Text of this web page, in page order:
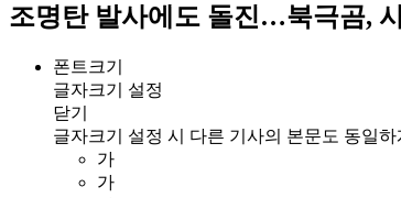
조명탄 발사에도 돌진…북극곰,
폰트크기
글자크기 설정
닫기
글자크기 설정 시 다른 기사의 본문도 동일
가
가